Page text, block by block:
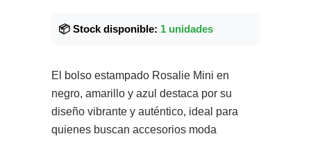
📦 Stock disponible: 1 unidades
El bolso estampado Rosalie Mini en
negro, amarillo y azul destaca por su
diseño vibrante y auténtico, ideal para
quienes buscan accesorios moda